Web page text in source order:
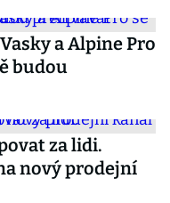
a Alpine Pro
budou
za lidi.
nový prodejní